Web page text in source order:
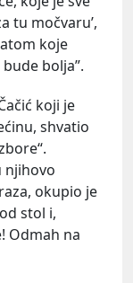
tu močvaru’,
koje
bolja”.
koji je
shvatio
njihovo
okupio je
stol i,
Odmah na